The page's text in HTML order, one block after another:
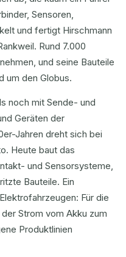
Sensoren,
und fertigt Hirschmann
Rund 7.000
und seine Bauteile
um den Globus.
noch mit Sende- und
Geräten der
Jahren dreht sich bei
Heute baut das
und Sensorsysteme,
Bauteile. Ein
Für die
Strom vom Akku zum
Produktlinien